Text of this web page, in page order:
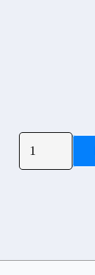
ΒΕΒΑΙΩΣΗ
ΑΠΟΔΟΣΗΣ